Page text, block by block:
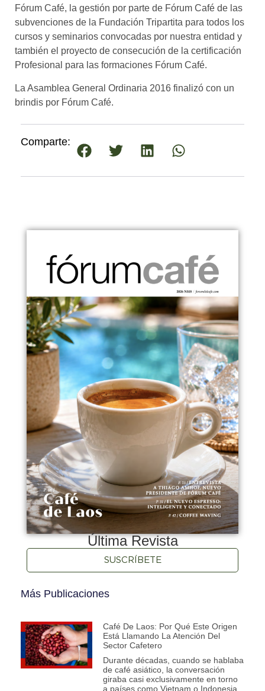
Fórum Café, la gestión por parte de Fórum Café de las
subvenciones de la Fundación Tripartita para todos los
cursos y seminarios convocadas por nuestra entidad y
también el proyecto de consecución de la certificación
Profesional para las formaciones Fórum Café.
La Asamblea General Ordinaria 2016 finalizó con un
brindis por Fórum Café.
Comparte:
Última Revista
SUSCRÍBETE
Más Publicaciones
Café De Laos: Por Qué Este Origen
Está Llamando La Atención Del
Sector Cafetero
Durante décadas, cuando se hablaba
de café asiático, la conversación
giraba casi exclusivamente en torno
a países como Vietnam o Indonesia.